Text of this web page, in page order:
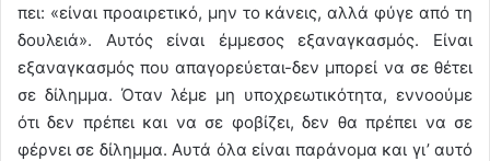
πει: «είναι προαιρετικό, μην το κάνεις, αλλά φύγε από τη
δουλειά». Αυτός είναι έμμεσος εξαναγκασμός. Είναι
εξαναγκασμός που απαγορεύεται-δεν μπορεί να σε θέτει
σε δίλημμα. Όταν λέμε μη υποχρεωτικότητα, εννοούμε
ότι δεν πρέπει και να σε φοβίζει, δεν θα πρέπει να σε
φέρνει σε δίλημμα. Αυτά όλα είναι παράνομα και γι’ αυτό